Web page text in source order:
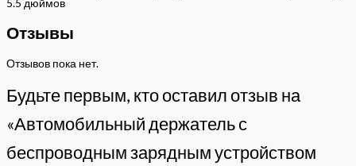
5.5 дюймов
Отзывы
Отзывов пока нет.
Будьте первым, кто оставил отзыв на
«Автомобильный держатель с
беспроводным зарядным устройством